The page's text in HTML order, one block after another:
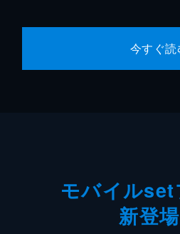
今すぐ読
モバイル
新登場